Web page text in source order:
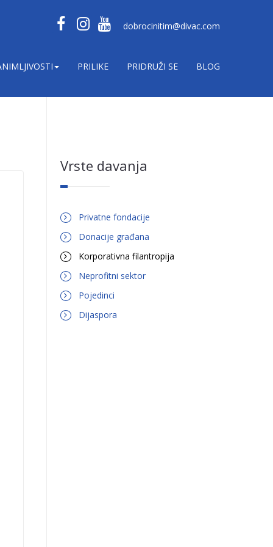
dobrocinitim@divac.com
PRILIKE PRIDRUŽI SE BLOG
Vrste davanja
Privatne fondacije
Donacije građana
Korporativna filantropija
Neprofitni sektor
Pojedinci
Dijaspora